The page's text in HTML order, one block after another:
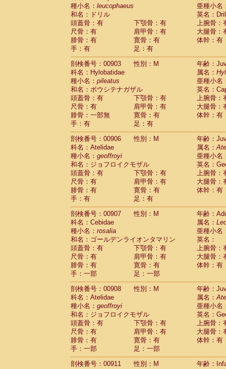
種小名： leucophaeus
亜種小名
和名：ドリル
英名：
頭蓋骨：有
下顎骨：有
上腕骨：
尺骨：有
肩甲骨：有
大腿骨：
腓骨：有
寛骨：有
体幹：有
手：有
足：有
剖検番号：00903
性別：M
年齢：
科名：Hylobatidae
属名：
種小名： pileatus
亜種小名
和名：ボウシテナガザル
英名：
頭蓋骨：有
下顎骨：有
上腕骨：
尺骨：有
肩甲骨：有
大腿骨：
腓骨：一部無
寛骨：有
体幹：有
手：有
足：有
剖検番号：00906
性別：M
年齢：
科名：Atelidae
属名：
種小名： geoffroyi
亜種小名
和名：ジョフロイクモザル
英名：
頭蓋骨：有
下顎骨：有
上腕骨：
尺骨：有
肩甲骨：有
大腿骨：
腓骨：有
寛骨：有
体幹：有
手：有
足：有
剖検番号：00907
性別：M
年齢：
科名：Cebidae
属名：
種小名： rosalia
亜種小名
和名：ゴールデンライオンタマリン
英名：
頭蓋骨：有
下顎骨：有
上腕骨：
尺骨：有
肩甲骨：有
大腿骨：
腓骨：有
寛骨：有
体幹：有
手：一部
足：一部
剖検番号：00908
性別：M
年齢：
科名：Atelidae
属名：
種小名： geoffroyi
亜種小名
和名：ジョフロイクモザル
英名：
頭蓋骨：有
下顎骨：有
上腕骨：
尺骨：有
肩甲骨：有
大腿骨：
腓骨：有
寛骨：有
体幹：有
手：一部
足：一部
剖検番号：00911
性別：M
年齢：